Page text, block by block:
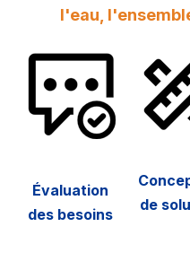
l'eau,
Évaluation
des besoins
de